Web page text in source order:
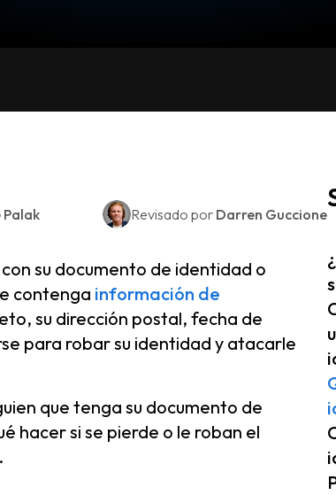
Palak Revisado por Darren Guccione
su documento de identidad o
contenga información de
su dirección postal, fecha de
para robar su identidad y atacarle
que tenga su documento de
hacer si se pierde o le roban el